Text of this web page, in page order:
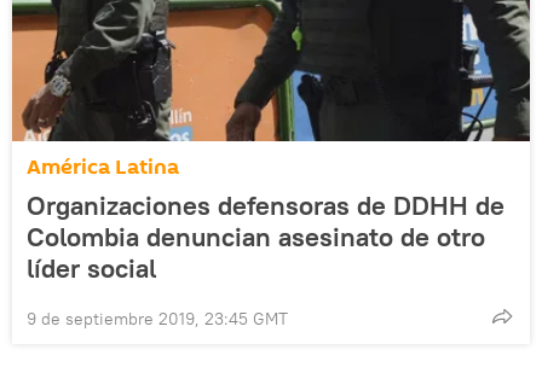
América Latina
Organizaciones defensoras de DDHH de
Colombia denuncian asesinato de otro
líder social
9 de septiembre 2019, 23:45 GMT